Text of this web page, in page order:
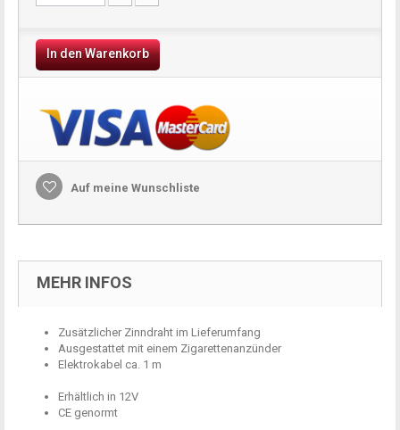
In den Warenkorb
Auf meine Wunschliste
MEHR INFOS
Zusätzlicher Zinndraht im Lieferumfang
Ausgestattet mit einem Zigarettenanzünder
Elektrokabel ca. 1 m
Erhältlich in 12V
CE genormt